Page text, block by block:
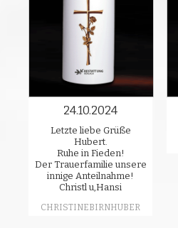
24.10.2024
Letzte liebe Grüße
Hubert.
Ruhe in Fieden!
Der Trauerfamilie unsere
innige Anteilnahme!
Christl u,Hansi
CHRISTINEBIRNHUBER